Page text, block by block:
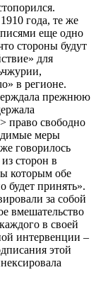
года, те же
еще одно
стороны будут
для
в регионе.
прежнюю
право свободно
меры
говорилось
сторон в
которым обе
будет принять».
за собой
вмешательство
в своей
интервенции –
этой